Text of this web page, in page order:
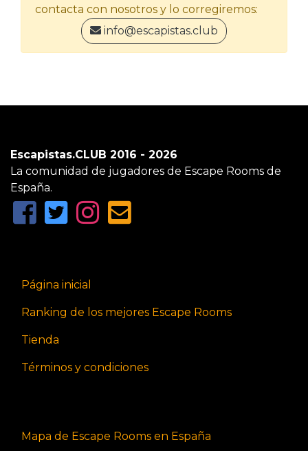
contacta con nosotros y lo corregiremos:
info@escapistas.club
Escapistas.CLUB 2016 - 2026
La comunidad de jugadores de Escape Rooms de
España.
Página inicial
Ranking de los mejores Escape Rooms
Tienda
Términos y condiciones
Mapa de Escape Rooms en España